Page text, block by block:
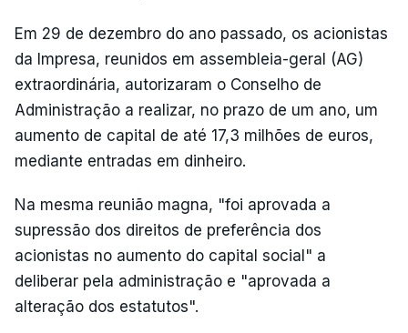
Em 29 de dezembro do ano passado, os acionistas
da Impresa, reunidos em assembleia-geral (AG)
extraordinária, autorizaram o Conselho de
Administração a realizar, no prazo de um ano, um
aumento de capital de até 17,3 milhões de euros,
mediante entradas em dinheiro.
Na mesma reunião magna, "foi aprovada a
supressão dos direitos de preferência dos
acionistas no aumento do capital social" a
deliberar pela administração e "aprovada a
alteração dos estatutos".